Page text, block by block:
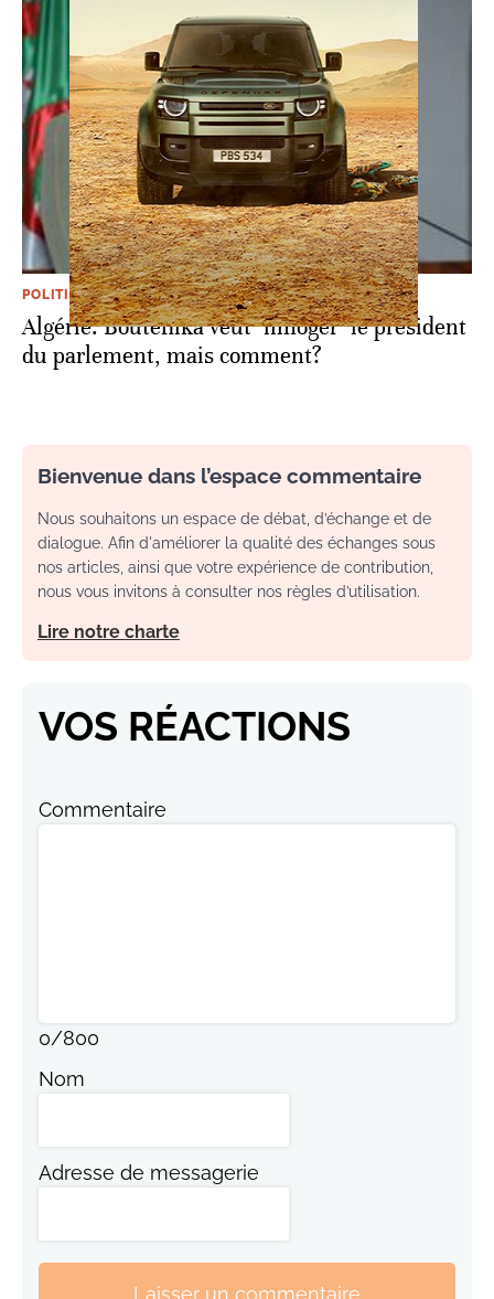
POLITIQUE
Algérie: Bouteflika veut "limoger" le président
du parlement, mais comment?
Bienvenue dans l’espace commentaire
Nous souhaitons un espace de débat, d’échange et de
dialogue. Afin d'améliorer la qualité des échanges sous
nos articles, ainsi que votre expérience de contribution,
nous vous invitons à consulter nos règles d’utilisation.
Lire notre charte
VOS RÉACTIONS
Commentaire
0/800
Nom
Adresse de messagerie
Laisser un commentaire